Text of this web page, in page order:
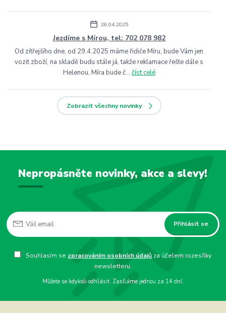
28.04.2025
Jezdíme s Mírou, tel: 702 078 982
Od zítřejšího dne, od 29.4.2025 máme řidiče Míru, bude Vám jen
vozit zboží, na skladě budu stále já, takže reklamace řešte dále s
Helenou, Míra bude č... číst celé
Zobrazit všechny novinky
Nepropásněte novinky, akce a slevy!
Přihlásit se
Souhlasím se zpracováním osobních údajů za účelem rozesílky
newsletteru.
Můžete se kdykoli odhlásit. Zasíláme jednou za 14 dní.